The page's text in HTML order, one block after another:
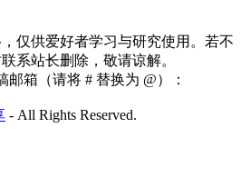
仅供爱好者学习与研究使用。若不
系站长删除，敬请谅解。
箱（请将 # 替换为 @）：
- All Rights Reserved.